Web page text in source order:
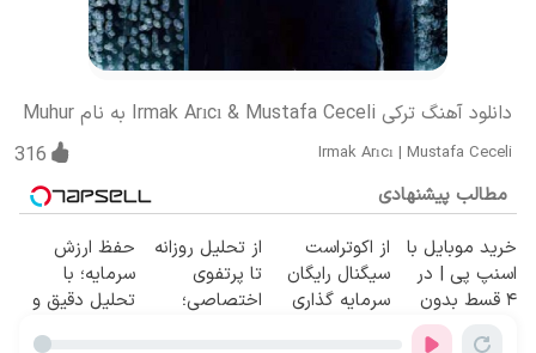
دانلود آهنگ ترکی Irmak Arıcı & Mustafa Ceceli به نام Muhur
Irmak Arıcı | Mustafa Ceceli
316
مطالب پیشنهادی
خرید موبایل با
اسنپ پی | در
۴ قسط بدون
سود و کارمزد!
از اکوتراست
سیگنال رایگان
سرمایه گذاری
از تحلیل روزانه
تا پرتفوی
اختصاصی؛
حفظ ارزش
سرمایه؛ با
تحلیل دقیق و